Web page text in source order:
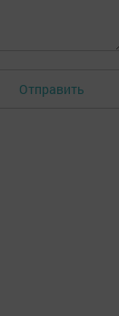
Отправить